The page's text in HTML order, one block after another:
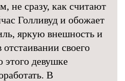
не сразу, как считают
Голливуд и обожает
яркую внешность и
своего
этого девушке
В